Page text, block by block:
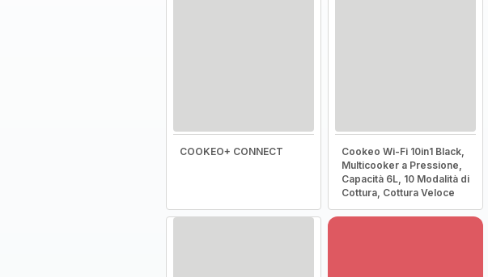
COOKEO+ CONNECT
Cookeo Wi-Fi 10in1 Black,
Multicooker a Pressione,
Capacità 6L, 10 Modalità di
Cottura, Cottura Veloce